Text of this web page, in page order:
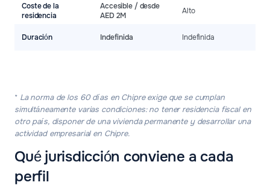
Coste de la
residencia
Accesible / desde
AED 2M
Alto
Duración Indefinida Indefinida
* La norma de los 60 días en Chipre exige que se cumplan
simultáneamente varias condiciones: no tener residencia fiscal en
otro país, disponer de una vivienda permanente y desarrollar una
actividad empresarial en Chipre.
Qué jurisdicción conviene a cada
perfil